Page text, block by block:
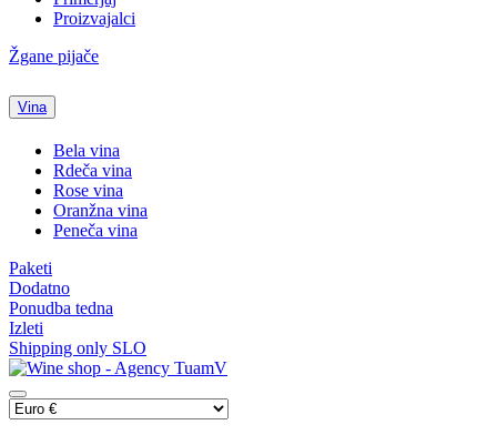
Proizvajalci
Žgane pijače
Vina
Bela vina
Rdeča vina
Rose vina
Oranžna vina
Peneča vina
Paketi
Dodatno
Ponudba tedna
Izleti
Shipping only SLO